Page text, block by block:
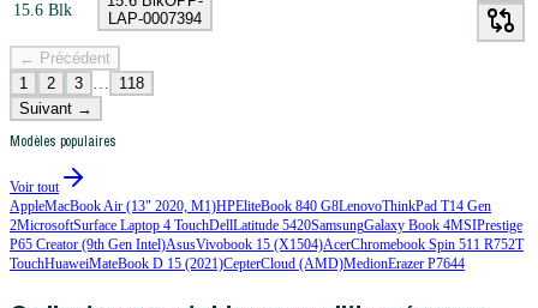
LAP-0007394
← Précédent
1
2 3
118
Suivant →
Modèles populaires
Voir tout
AppleMacBook Air (13" 2020, M1)HPEliteBook 840 G8LenovoThinkPad T14 Gen
2MicrosoftSurface Laptop 4 TouchDellLatitude 5420SamsungGalaxy Book 4MSIPrestige
P65 Creator (9th Gen Intel)AsusVivobook 15 (X1504)AcerChromebook Spin 511 R752T
TouchHuaweiMateBook D 15 (2021)CepterCloud (AMD)MedionErazer P7644